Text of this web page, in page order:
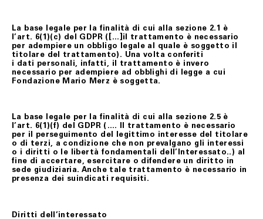
La base legale per la finalità di cui alla sezione 2.1 è
l’art. 6(1)(c) del GDPR ([…]il trattamento è necessario
per adempiere un obbligo legale al quale è soggetto il
titolare del trattamento). Una volta conferiti
i dati personali, infatti, il trattamento è invero
necessario per adempiere ad obblighi di legge a cui
Fondazione Mario Merz è soggetta.
La base legale per la finalità di cui alla sezione 2.5 è
l’art. 6(1)(f) del GDPR (…. Il trattamento è necessario
per il perseguimento del legittimo interesse del titolare
o di terzi, a condizione che non prevalgano gli interessi
o i diritti o le libertà fondamentali dell’Interessato..) al
fine di accertare, esercitare o difendere un diritto in
sede giudiziaria. Anche tale trattamento è necessario in
presenza dei suindicati requisiti.
Diritti dell’interessato